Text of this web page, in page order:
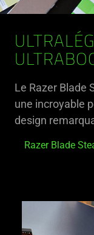
Le Razer Blade
une incroyable
design
Razer Blade